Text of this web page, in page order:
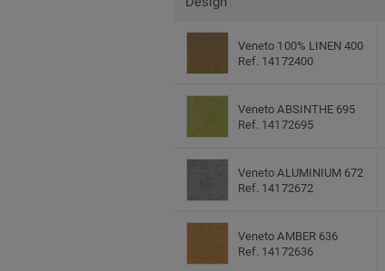
Veneto 100% LINEN 400
Ref. 14172400
Veneto ABSINTHE 695
Ref. 14172695
Veneto ALUMINIUM 672
Ref. 14172672
Veneto AMBER 636
Ref. 14172636